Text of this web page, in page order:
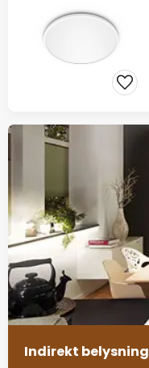
Indirekt belysning